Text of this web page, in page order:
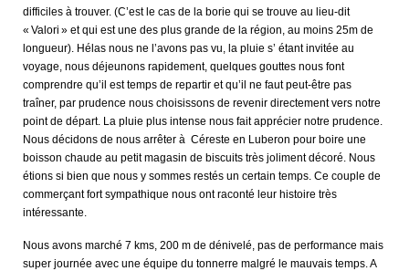
difficiles à trouver. (C’est le cas de la borie qui se trouve au lieu-dit
« Valori » et qui est une des plus grande de la région, au moins 25m de
longueur). Hélas nous ne l’avons pas vu, la pluie s’ étant invitée au
voyage, nous déjeunons rapidement, quelques gouttes nous font
comprendre qu’il est temps de repartir et qu’il ne faut peut-être pas
traîner, par prudence nous choisissons de revenir directement vers notre
point de départ. La pluie plus intense nous fait apprécier notre prudence.
Nous décidons de nous arrêter à Céreste en Luberon pour boire une
boisson chaude au petit magasin de biscuits très joliment décoré. Nous
étions si bien que nous y sommes restés un certain temps. Ce couple de
commerçant fort sympathique nous ont raconté leur histoire très
intéressante.
Nous avons marché 7 kms, 200 m de dénivelé, pas de performance mais
super journée avec une équipe du tonnerre malgré le mauvais temps. A